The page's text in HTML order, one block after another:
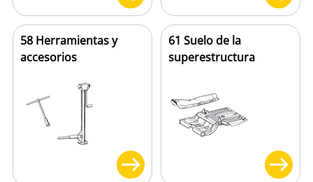
58 Herramientas y
accesorios
61 Suelo de la
superestructura